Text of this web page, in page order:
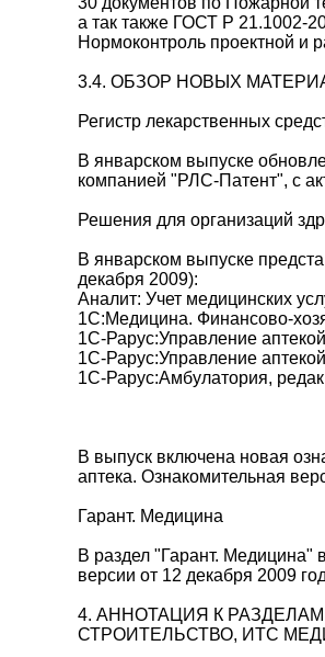
а так также ГОСТ Р 21.1002-
Нормоконтроль проектной и
3.4. ОБЗОР НОВЫХ
Регистр лекарственных
В январском выпуске
компанией "РЛС-Патент", с
Решения для организаций
В январском выпуске
декабря 2009):
Аналит: Учет медицинских
1С:Медицина. Финансово-
1С-Рарус:Управление
1С-Рарус:Управление
1С-Рарус:Амбулатория,
В выпуск включена новая
аптека. Ознакомительная
Гарант. Медицина
В раздел "Гарант.
версии от 12 декабря 2009
4. АННОТАЦИЯ К
СТРОИТЕЛЬСТВО, ИТС